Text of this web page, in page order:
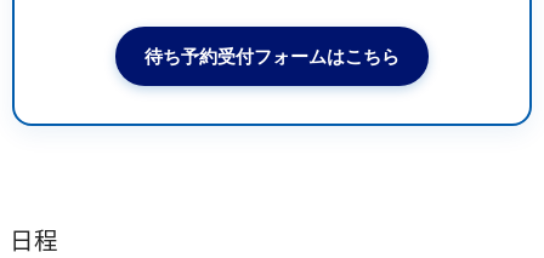
待ち予約受付フォームはこちら
日程